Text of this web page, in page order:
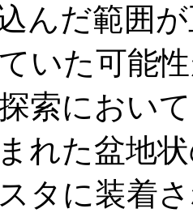
んだ範囲
いた可能
索におい
れた盆地
タに装着